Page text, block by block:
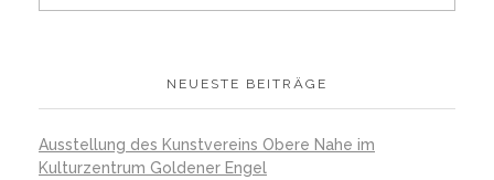
NEUESTE BEITRÄGE
Ausstellung des Kunstvereins Obere Nahe im
Kulturzentrum Goldener Engel